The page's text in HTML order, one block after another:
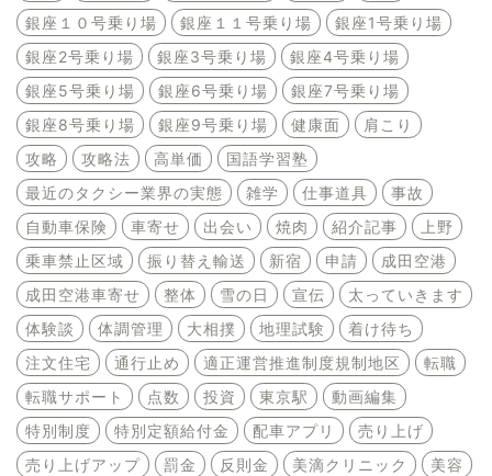
銀座１０号乗り場
銀座１１号乗り場
銀座1号乗り場
銀座2号乗り場
銀座3号乗り場
銀座4号乗り場
銀座5号乗り場
銀座6号乗り場
銀座7号乗り場
銀座8号乗り場
銀座9号乗り場 健康面
肩こり
攻略
攻略法 高単価
国語学習塾
最近のタクシー業界の実態
雑学 仕事道具
事故
自動車保険
車寄せ 出会い 焼肉 紹介記事
上野
乗車禁止区域
振り替え輸送 新宿 申請
成田空港
成田空港車寄せ
整体 雪の日 宣伝
太っていきます
体験談
体調管理 大相撲 地理試験
着け待ち
注文住宅
通行止め 適正運営推進制度規制地区
転職
転職サポート
点数 投資 東京駅
動画編集
特別制度
特別定額給付金 配車アプリ
売り上げ
売り上げアップ
罰金 反則金 美滴クリニック
美容